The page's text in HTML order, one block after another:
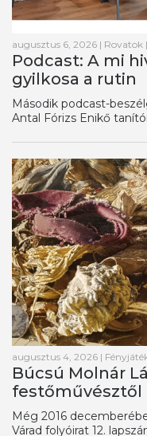
augusztus 6, 2026 | Rovatok |
Podcast: A mi
gyilkosa a rutin
Második podcast-
Antal Fórizs Enikő
augusztus 4, 2026 |
Búcsú Molnár
festőművésztől
Még 2016
Várad folyóirat 12.